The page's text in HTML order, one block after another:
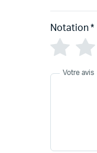
Notation *
Votre avis